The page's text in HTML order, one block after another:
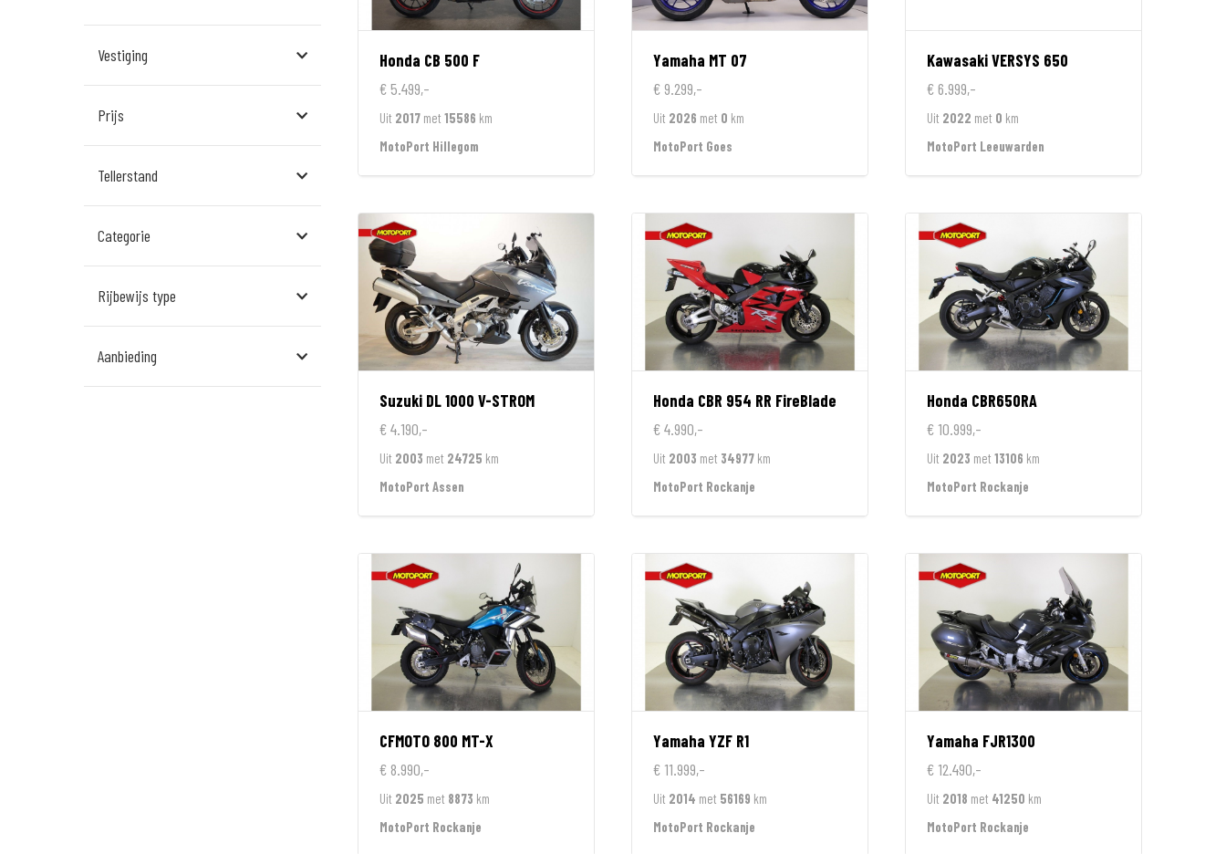
Vestiging
Den Bosch
Hillegom
Leek
Leeuwarden
Prijs
Tellerstand
Categorie
Rijbewijs type
Aanbieding
Honda CB 500 F
€ 5.499,-
Uit 2017met 15586 km
MotoPort Hillegom
Yamaha MT 07
€ 9.299,-
Uit 2026 met 0 km
MotoPort Goes
KawasakiVERSYS 650
€ 6.999,-
Uit 2022 met 0 km
MotoPort Leeuwarden
Suzuki DL 1000 V-STROM
€ 4.190,-
Uit 2003 met 24725 km
MotoPort Assen
Honda CBR 954 RR FireBlade
€ 4.990,-
Uit 2003 met 34977km
MotoPort Rockanje
Honda CBR650RA
€ 10.999,-
Uit 2023 met 13106 km
MotoPort Rockanje
CFMOTO 800 MT-X
€ 8.990,-
Uit 2025 met 8873 km
MotoPort Rockanje
Yamaha YZF R1
€ 11.999,-
Uit 2014 met 56169 km
MotoPort Rockanje
Yamaha FJR1300
€ 12.490,-
Uit 2018 met 41250 km
MotoPort Rockanje